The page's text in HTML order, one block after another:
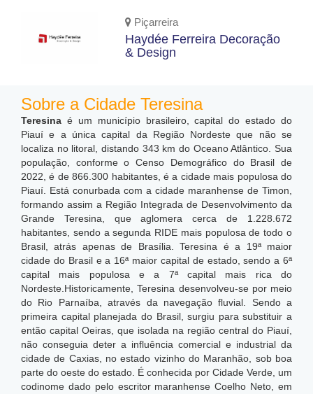
Piçarreira
Haydée Ferreira Decoração
& Design
Sobre a Cidade Teresina
Teresina é um município brasileiro, capital do estado do
Piauí e a única capital da Região Nordeste que não se
localiza no litoral, distando 343 km do Oceano Atlântico. Sua
população, conforme o Censo Demográfico do Brasil de
2022, é de 866.300 habitantes, é a cidade mais populosa do
Piauí. Está conurbada com a cidade maranhense de Timon,
formando assim a Região Integrada de Desenvolvimento da
Grande Teresina, que aglomera cerca de 1.228.672
habitantes, sendo a segunda RIDE mais populosa de todo o
Brasil, atrás apenas de Brasília. Teresina é a 19ª maior
cidade do Brasil e a 16ª maior capital de estado, sendo a 6ª
capital mais populosa e a 7ª capital mais rica do
Nordeste. Historicamente, Teresina desenvolveu-se por meio
do Rio Parnaíba, através da navegação fluvial. Sendo a
primeira capital planejada do Brasil, surgiu para substituir a
então capital Oeiras, que isolada na região central do Piauí,
não conseguia deter a influência comercial e industrial da
cidade de Caxias, no estado vizinho do Maranhão, sob boa
parte do oeste do estado. É conhecida por Cidade Verde, um
codinome dado pelo escritor maranhense Coelho Neto, em